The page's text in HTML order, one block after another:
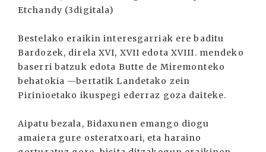
Etchandy (3digitala)
Bestelako eraikin interesgarriak ere baditu
Bardozek, direla XVI, XVII edota XVIII. mendeko
baserri batzuk edota Butte de Miremonteko
behatokia —bertatik Landetako zein
Pirinioetako ikuspegi ederraz goza daiteke.
Aipatu bezala, Bidaxunen emango diogu
amaiera gure osteratxoari, eta haraino